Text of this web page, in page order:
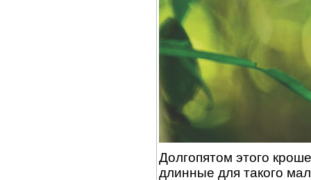
Долгопятом этого
длинные для такого